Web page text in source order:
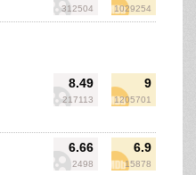
312504 1029254
8.49
217113
9
1205701
6.66
2498
6.9
15878